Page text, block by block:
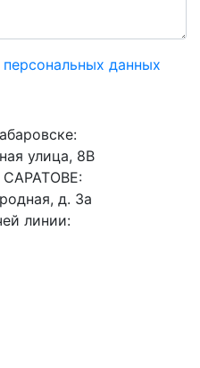
персональных данных
улица, 8В
д. 3а
линии: